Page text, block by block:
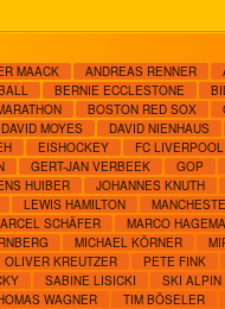
MAACK ANDREAS RENNER
BERNIE ECCLESTONE
BOSTON RED SOX
DAVID MOYES
DAVID NIENHAUS
EISHOCKEY
FC LIVERPOOL
GERT-JAN VERBEEK
GOP
HUIBER
JOHANNES KNUTH
LEWIS HAMILTON
SCHÄFER
MARCO
MICHAEL KÖRNER
OLIVER KREUTZER
PETE FINK
SABINE LISICKI
SKI ALPIN
WAGNER
TIM BÖSELER